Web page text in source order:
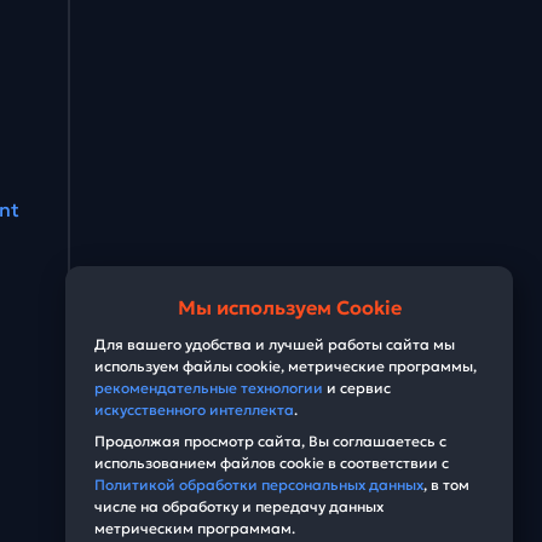
Мы используем Cookie
Для вашего удобства и лучшей работы сайта мы
используем файлы cookie, метрические программы,
рекомендательные технологии и сервис
искусственного интеллекта.
Продолжая просмотр сайта, Вы соглашаетесь с
использованием файлов cookie в соответствии с
Политикой обработки персональных данных, в том
числе на обработку и передачу данных
метрическим программам.